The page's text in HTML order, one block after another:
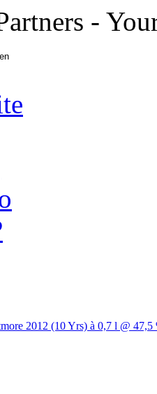
2012 (10 Yrs) à 0,7 l @ 47,5